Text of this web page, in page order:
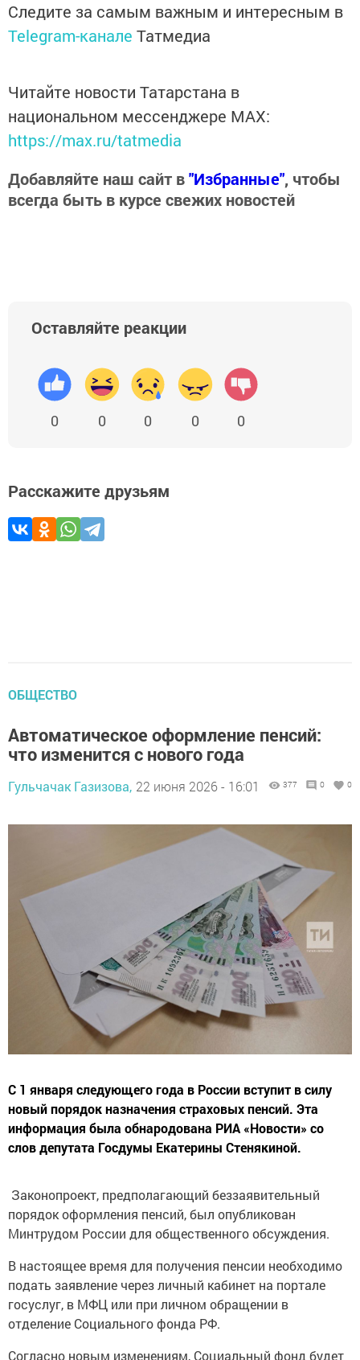
Следите за самым важным и интересным в
Telegram-канале Татмедиа
Читайте новости Татарстана в
национальном мессенджере MАХ:
https://max.ru/tatmedia
Добавляйте наш сайт в"Избранные", чтобы
всегда быть в курсе свежих новостей
Оставляйте реакции
0 0 0 0 0
Расскажите друзьям
ОБЩЕСТВО
Автоматическое оформление пенсий:
что изменится с нового года
Гульчачак Газизова, 22 июня 2026 - 16:01 377 0 0
С 1 января следующего года в России вступит в силу
новый порядок назначения страховых пенсий. Эта
информация была обнародована РИА «Новости» со
слов депутата Госдумы Екатерины Стенякиной.
Законопроект, предполагающий беззаявительный
порядок оформления пенсий, был опубликован
Минтрудом России для общественного обсуждения.
В настоящее время для получения пенсии необходимо
подать заявление через личный кабинет на портале
госуслуг, в МФЦ или при личном обращении в
отделение Социального фонда РФ.
Согласно новым изменениям, Социальный фонд будет